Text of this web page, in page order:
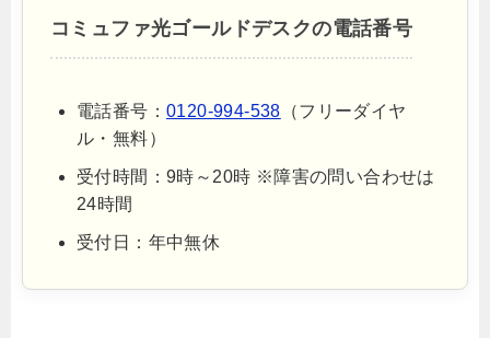
コミュファ光ゴールドデスクの電話番号
電話番号： 0120-994-538 （フリーダイヤ
ル・無料）
受付時間：9時～20時 ※障害の問い合わせは
24時間
受付日：年中無休